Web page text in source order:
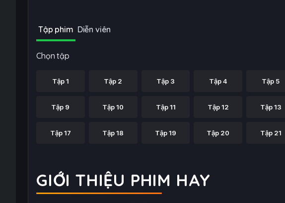
Tập phim Diễn viên
Chọn tập
Tập 1 Tập 2 Tập 3 Tập 4 Tập 5
Tập 9 Tập 10 Tập 11 Tập 12 Tập 13
Tập 17 Tập 18 Tập 19 Tập 20 Tập 21
GIỚI THIỆU PHIM HAY